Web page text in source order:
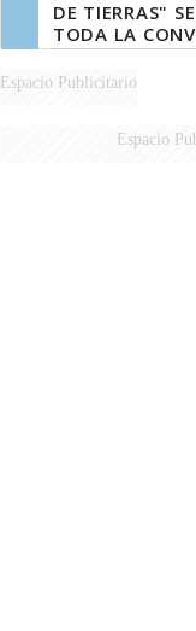
DE TIERRAS"
TODA LA
DIGITAL
Espacio Publicitario
Espacio